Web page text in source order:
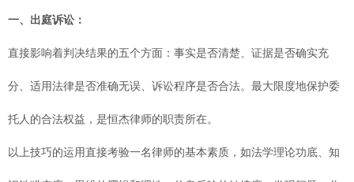
一、出庭诉讼：
直接影响着判决结果的五个方面：事实是否清楚、证据是否确实充
分、适用法律是否准确无误、诉讼程序是否合法。最大限度地保护委
托人的合法权益，是恒杰律师的职责所在。
以上技巧的运用直接考验一名律师的基本素质，如法学理论功底、知